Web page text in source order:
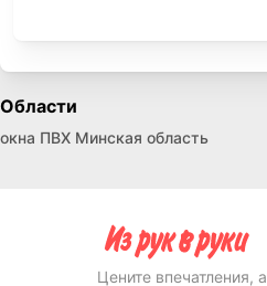
Области
окна ПВХ Минская область
Цените впечатления,